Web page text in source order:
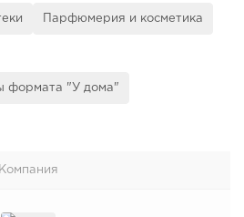
Парфюмерия и косметика
формата "У дома"
Компания